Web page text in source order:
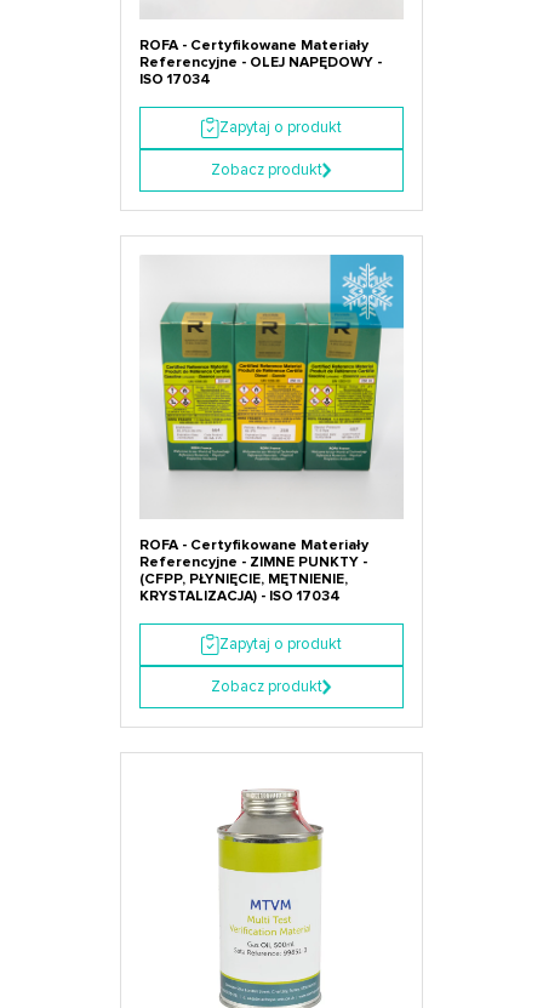
ROFA - Certyfikowane Materiały
Referencyjne - OLEJ NAPĘDOWY -
ISO 17034
Zapytaj o produkt
Zobacz produkt
ROFA - Certyfikowane Materiały
Referencyjne - ZIMNE PUNKTY -
(CFPP, PŁYNIĘCIE, MĘTNIENIE,
KRYSTALIZACJA) - ISO 17034
Zapytaj o produkt
Zobacz produkt